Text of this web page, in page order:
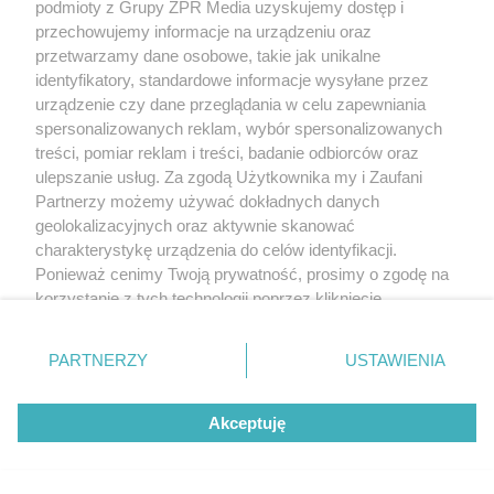
podmioty z Grupy ZPR Media uzyskujemy dostęp i
przechowujemy informacje na urządzeniu oraz
przetwarzamy dane osobowe, takie jak unikalne
identyfikatory, standardowe informacje wysyłane przez
urządzenie czy dane przeglądania w celu zapewniania
spersonalizowanych reklam, wybór spersonalizowanych
treści, pomiar reklam i treści, badanie odbiorców oraz
ulepszanie usług. Za zgodą Użytkownika my i Zaufani
Partnerzy możemy używać dokładnych danych
geolokalizacyjnych oraz aktywnie skanować
charakterystykę urządzenia do celów identyfikacji.
Ponieważ cenimy Twoją prywatność, prosimy o zgodę na
korzystanie z tych technologii poprzez kliknięcie
zmienić/wycofać klikając przycisk ustawień prywatności
znajdujący się w lewym dolnym rogu strony
rodzaje przetwarzania danych nie wymagają zgody
użytkownika, ale masz prawo sprzeciwić się takiemu
przetwarzaniu. Preferencje będą miały zastosowanie tylko
PARTNERZY USTAWIENIA
Akceptuję